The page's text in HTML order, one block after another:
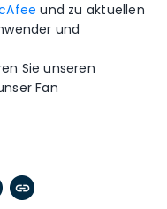
und zu aktuellen
und
Sie unseren
Fan